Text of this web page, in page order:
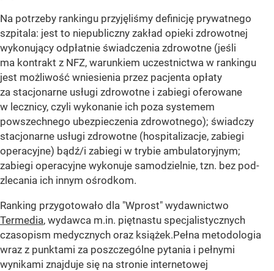
Na potrzeby rankingu przyjęliśmy definicję prywatnego
szpitala: jest to niepubliczny zakład opieki zdrowotnej
wykonujący odpłatnie świadczenia zdrowotne (jeśli
ma kontrakt z NFZ, warunkiem uczestnictwa w rankingu
jest możliwość wniesienia przez pacjenta opłaty
za stacjonarne usługi zdrowotne i zabiegi oferowane
w lecznicy, czyli wykonanie ich poza systemem
powszechnego ubezpieczenia zdrowotnego); świadczy
stacjonarne usługi zdrowotne (hospitalizacje, zabiegi
operacyjne) bądź/i zabiegi w trybie ambulatoryjnym;
zabiegi operacyjne wykonuje samodzielnie, tzn. bez pod-
zlecania ich innym ośrodkom.
Ranking przygotowało dla "Wprost" wydawnictwo
Termedia, wydawca m.in. piętnastu specjalistycznych
czasopism medycznych oraz książek.Pełna metodologia
wraz z punktami za poszczególne pytania i pełnymi
wynikami znajduje się na stronie internetowej